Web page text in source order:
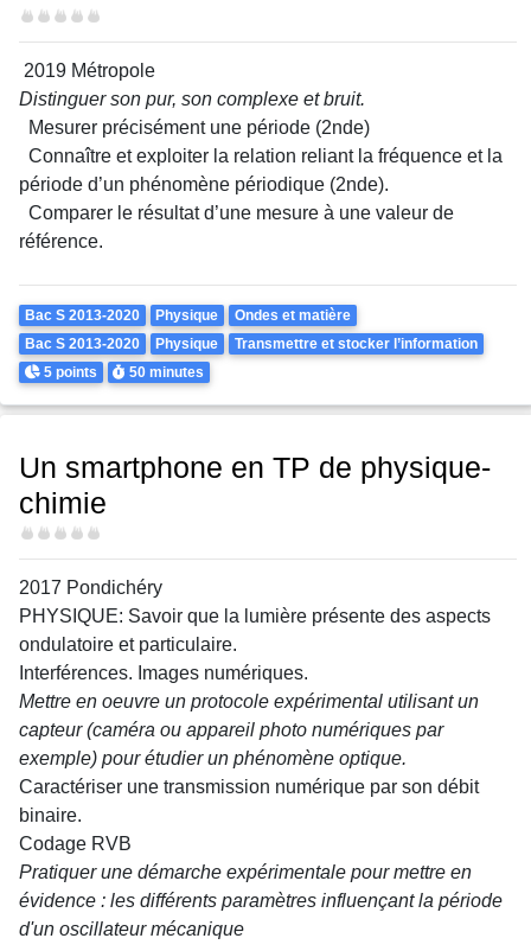
Difficulté
2019 Métropole
Distinguer son pur, son complexe et bruit.
Mesurer précisément une période (2nde)
Connaître et exploiter la relation reliant la fréquence et la
période d’un phénomène périodique (2nde).
Comparer le résultat d’une mesure à une valeur de
référence.
Theme
Bac S 2013-2020 Physique
Ondes et matière
Bac S 2013-2020
Physique Transmettre et stocker l’information
Points
5 points Durée
50 minutes
Un smartphone en TP de physique-
chimie
Difficulté
2017 Pondichéry
PHYSIQUE: Savoir que la lumière présente des aspects
ondulatoire et particulaire.
Interférences. Images numériques.
Mettre en oeuvre un protocole expérimental utilisant un
capteur (caméra ou appareil photo numériques par
exemple) pour étudier un phénomène optique.
Caractériser une transmission numérique par son débit
binaire.
Codage RVB
Pratiquer une démarche expérimentale pour mettre en
évidence : les différents paramètres influençant la période
d'un oscillateur mécanique